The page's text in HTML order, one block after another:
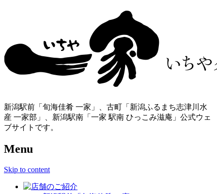
新潟駅前「旬海佳肴 一家」、古町「新潟ふるまち志津川水
産 一家部」、新潟駅南「一家 駅南 ひっこみ滋庵」公式ウェ
ブサイトです。
Menu
Skip to content